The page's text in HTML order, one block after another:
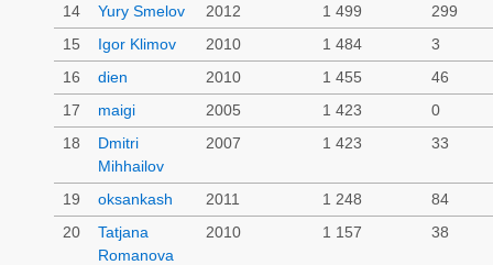
14
Yury Smelov 2012 1 499
299
15
Igor Klimov 2010 1 484
3
16
dien 2010 1 455
46
17
maigi 2005 1 423
0
18
Dmitri
Mihhailov
2007 1 423 33
19 oksankash 2011 1 248
84
20
Tatjana
Romanova
2010 1 157 38